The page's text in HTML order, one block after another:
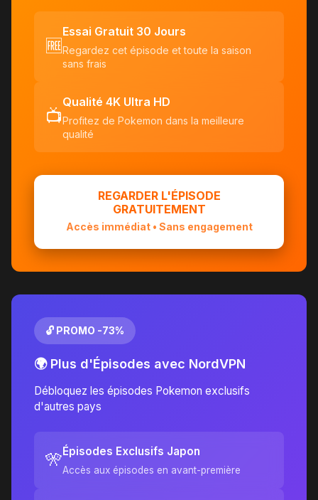
🆓
Essai Gratuit 30 Jours
Regardez cet épisode et toute la saison
sans frais
📺
Qualité 4K Ultra HD
Profitez de Pokemon dans la meilleure
qualité
REGARDER L'ÉPISODE
GRATUITEMENT
Accès immédiat • Sans engagement
🔓 PROMO -73%
🌍 Plus d'Épisodes avec NordVPN
Débloquez les épisodes Pokemon exclusifs
d'autres pays
🎌Épisodes Exclusifs Japon
Accès aux épisodes en avant-première